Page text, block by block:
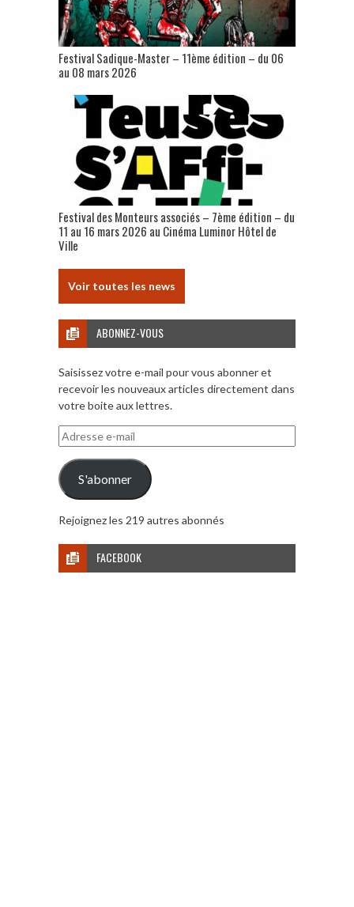
Festival Sadique-Master – 11ème édition – du 06
au 08 mars 2026
Festival des Monteurs associés – 7ème édition – du
11 au 16 mars 2026 au Cinéma Luminor Hôtel de
Ville
Voir toutes les news
ABONNEZ-VOUS
Saisissez votre e-mail pour vous abonner et
recevoir les nouveaux articles directement dans
votre boite aux lettres.
Adresse
e-
mail
S'abonner
Rejoignez les 219 autres abonnés
FACEBOOK